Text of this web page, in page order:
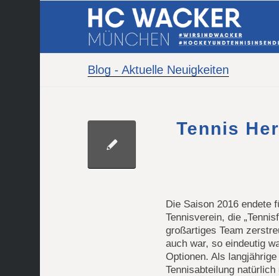
Blog - Aktuelle Neuigkeiten
Tennis
Die Saison 2016 endete
Tennisverein, die
großartiges Team
auch war, so eindeutig
Optionen. Als
Tennisabteilung